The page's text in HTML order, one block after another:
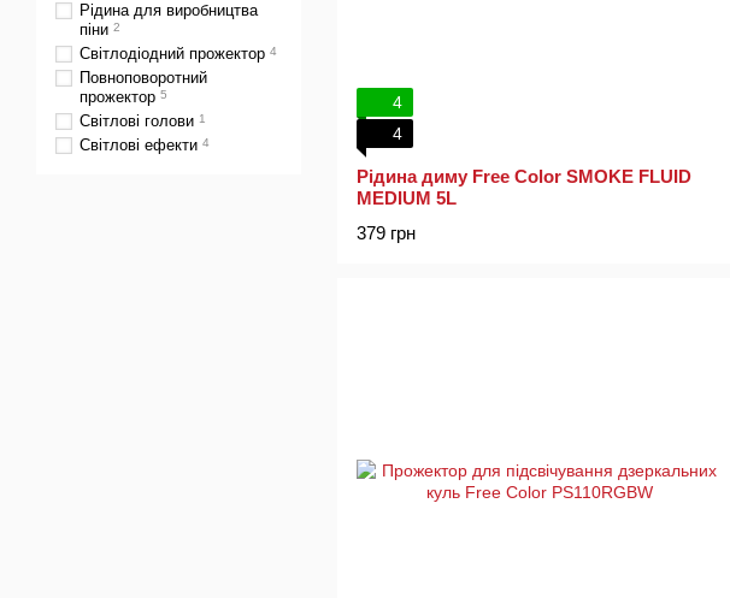
4
4
Рідина диму Free Color SMOKE FLUID
MEDIUM 5L
379 грн
Рідина для виробництва
піни 2
Світлодіодний прожектор 4
Повноповоротний
прожектор 5
Світлові голови 1
Світлові ефекти 4